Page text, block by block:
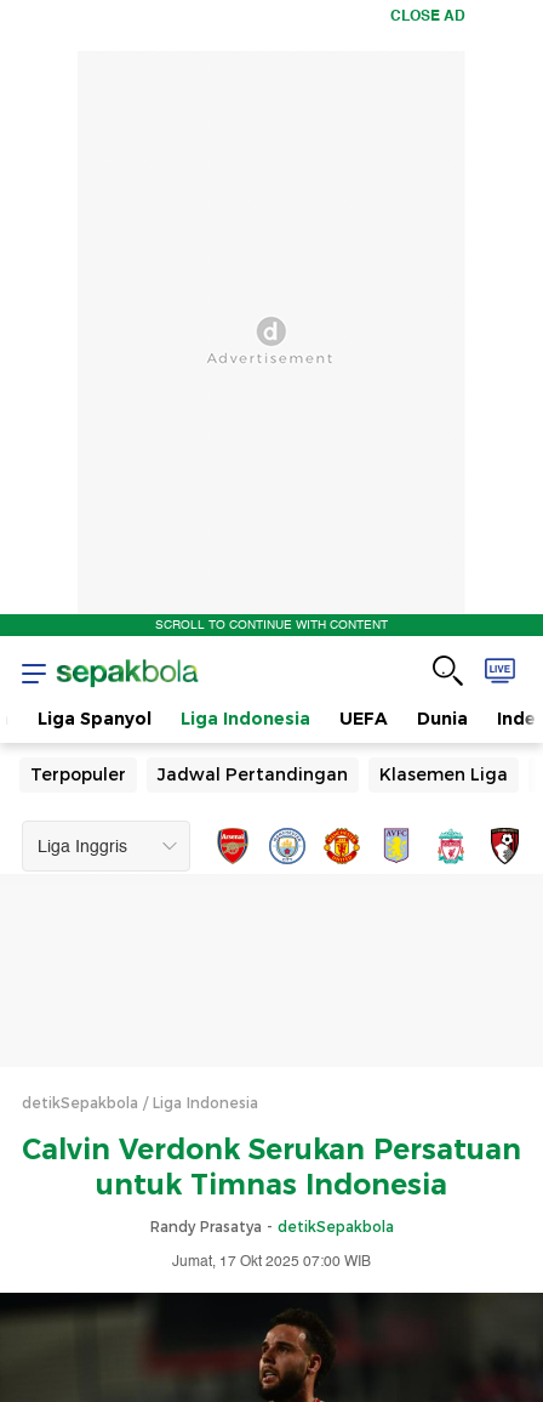
CLOSE AD
SCROLL TO CONTINUE WITH CONTENT
Liga Spanyol Liga Indonesia UEFA Dunia
Terpopuler Jadwal Pertandingan Klasemen Liga
detikSepakbola Liga Indonesia
Calvin Verdonk Serukan Persatuan
untuk Timnas Indonesia
Randy Prasatya - detikSepakbola
Jumat, 17 Okt 2025 07:00 WIB